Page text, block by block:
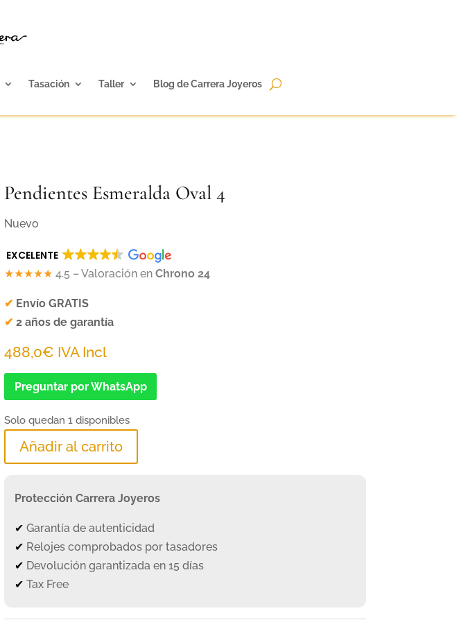
Tasación Taller Blog de Carrera Joyeros
Pendientes Esmeralda Oval 4
Nuevo
EXCELENTE
★★★★★ 4.5 – Valoración enChrono 24
✔ Envío GRATIS
✔2 años de garantía
488,0€ IVA Incl
Preguntar por WhatsApp
Solo quedan 1 disponibles
Añadir al carrito
Protección Carrera Joyeros
✔Garantía de autenticidad
✔ Relojes comprobados por tasadores
✔ Devolución garantizada en 15 días
✔Tax Free